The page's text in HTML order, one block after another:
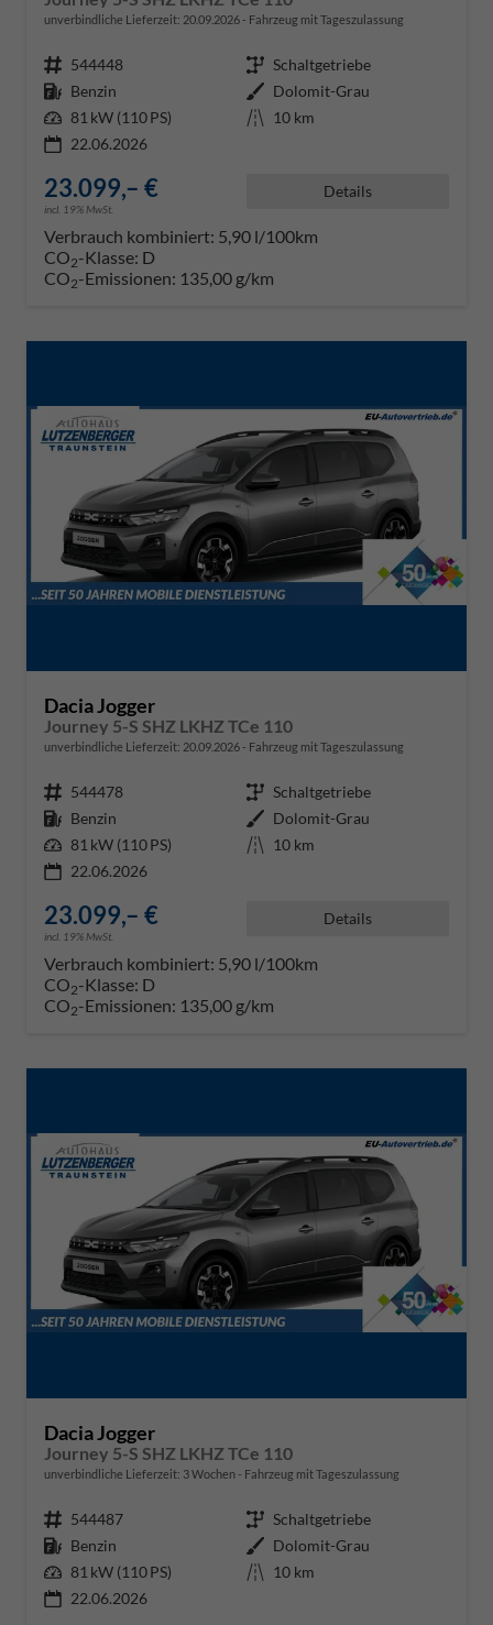
unverbindliche Lieferzeit: 20.09.2026 Fahrzeug mit Tageszulassung
Fahrzeugnr. 544448 Getriebe Schaltgetriebe
Kraftstoff Benzin Außenfarbe Dolomit-Grau
Leistung 81 kW (110 PS) Kilometerstand 10 km
22.06.2026
23.099,– €
incl. 19% MwSt.
Details
Verbrauch kombiniert: 5,90 l/100km
CO2-Klasse: D
CO2-Emissionen: 135,00 g/km
Dacia Jogger
Journey 5-S SHZ LKHZ TCe 110
unverbindliche Lieferzeit: 20.09.2026 Fahrzeug mit Tageszulassung
Fahrzeugnr. 544478 Getriebe Schaltgetriebe
Kraftstoff Benzin Außenfarbe Dolomit-Grau
Leistung 81 kW (110 PS) Kilometerstand 10 km
22.06.2026
23.099,– €
incl. 19% MwSt.
Details
Verbrauch kombiniert: 5,90 l/100km
CO2-Klasse: D
CO2-Emissionen: 135,00 g/km
Dacia Jogger
Journey 5-S SHZ LKHZ TCe 110
unverbindliche Lieferzeit: 3 Wochen Fahrzeug mit Tageszulassung
Fahrzeugnr. 544487 Getriebe Schaltgetriebe
Kraftstoff Benzin Außenfarbe Dolomit-Grau
Leistung 81 kW (110 PS) Kilometerstand 10 km
22.06.2026